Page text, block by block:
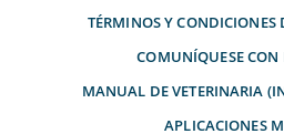
TÉRMINOS Y CONDICIONES
COMUNÍQUESE CON
MANUAL DE VETERINARIA
APLICACIONES